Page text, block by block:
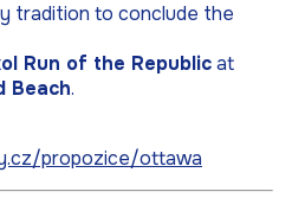
tradition to conclude the
Run of the Republicat
Beach.
propozice/ottawa